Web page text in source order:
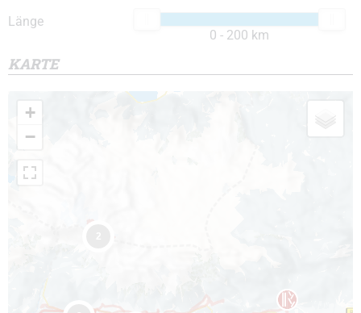
Länge
0 - 200 km
KARTE
+
−